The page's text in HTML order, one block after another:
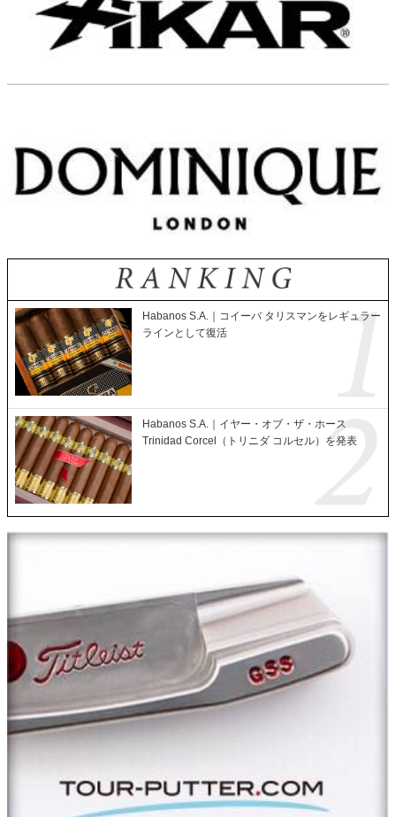
Habanos S.A.｜コイーバ タリスマンをレギュラー
ラインとして復活
Habanos S.A.｜イヤー・オブ・ザ・ホース
Trinidad Corcel（トリニダ コルセル）を発表